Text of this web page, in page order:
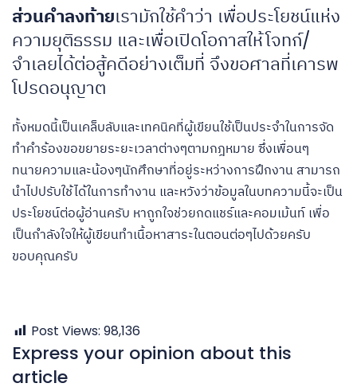
ส่วนคำลงท้ายเรามักใช้คำว่า เพื่อประโยชน์แห่ง
ความยุติธรรม และเพื่อเปิดโอกาสให้โจทก์/
จำเลยได้ต่อสู้คดีอย่างเต็มที่ จึงขอศาลที่เคารพ
โปรดอนุญาต
ทั้งหมดนี้เป็นเคล็บลับและเทคนิคที่ผู้เขียนใช้เป็นประจำในการจัด
ทำคำร้องขอขยายระยะเวลาต่างๆตามกฎหมาย ซึ่งเพื่อนๆ
ทนายความและน้องๆนักศึกษาที่อยู่ระหว่างการฝึกงาน สามารถ
นำไปปรับใช้ได้ในการทำงาน และหวังว่าข้อมูลในบทความนี้จะเป็น
ประโยชน์ต่อผู้อ่านครับ หาถูกใจช่วยกดแชร์และคอมเม้นท์ เพื่อ
เป็นกำลังใจให้ผู้เขียนทำเนื้อหาสาระในตอนต่อๆไปด้วยครับ
ขอบคุณครับ
Post Views: 98,136
Express your opinion about this
article